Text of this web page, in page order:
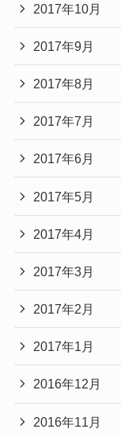
2017年10月
2017年9月
2017年8月
2017年7月
2017年6月
2017年5月
2017年4月
2017年3月
2017年2月
2017年1月
2016年12月
2016年11月